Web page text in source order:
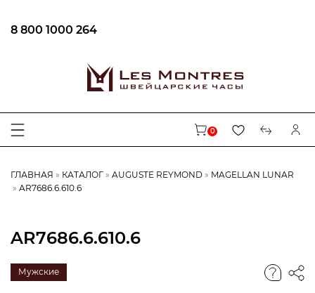
8 800 1000 264
0
ГЛАВНАЯ КАТАЛОГ AUGUSTE REYMOND
MAGELLAN LUNAR
AR7686.6.610.6
AR7686.6.610.6
Мужские